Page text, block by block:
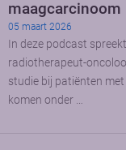
maagcarcinoom
05 maart 2026
In deze podcast
radiotherapeut-
studie bij patiënten
komen onder …